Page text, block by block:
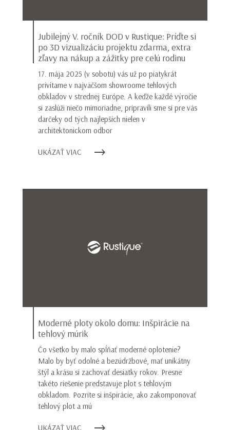
Jubilejný V. ročník DOD v Rustique: Príďte si
po 3D vizualizáciu projektu zdarma, extra
zľavy na nákup a zážitky pre celú rodinu
17. mája 2025 (v sobotu) vás už po piatykrát
privítame v najväčšom showroome tehlových
obkladov v strednej Európe. A keďže každé výročie
si zaslúži niečo mimoriadne, pripravili sme si pre vás
darčeky od tých najlepších nielen v
architektonickom odbor
UKÁZAŤ VIAC
Moderné ploty okolo domu: Inšpirácie na
tehlový múrik
Čo všetko by malo spĺňať moderné oplotenie?
Malo by byť odolné a bezúdržbové, mať unikátny
štýl a krásu si zachovať desiatky rokov. Presne
takéto riešenie predstavuje plot s tehlovým
obkladom. Pozrite si inšpirácie, ako zakomponovať
tehlový plot a mú
UKÁZAŤ VIAC